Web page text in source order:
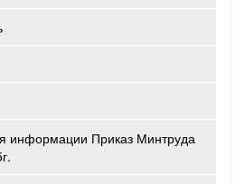
информации Приказ Минтруда